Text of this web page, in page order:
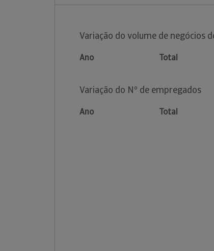
Variação do volume de negócios
Ano Total
Variação do Nº de empregados
Ano Total